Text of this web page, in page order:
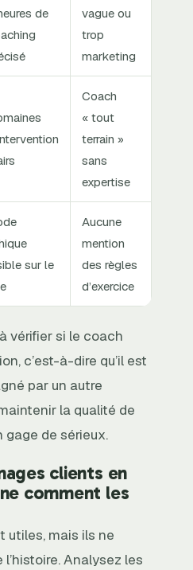
de
vague ou
trop
marketing
Coach
« tout
terrain »
sans
expertise
sur le
Aucune
mention
des règles
d’exercice
vérifier si le coach
c’est-à-dire qu’il est
par un autre
la qualité de
gage de sérieux.
clients en
comment les
utiles, mais ils ne
Analysez les